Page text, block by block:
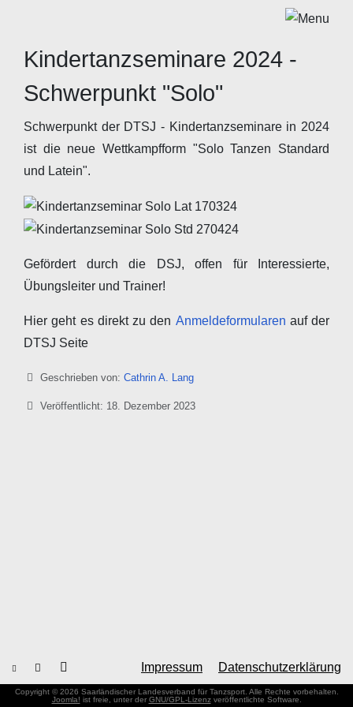
Kindertanzseminare 2024 -
Schwerpunkt "Solo"
Schwerpunkt der DTSJ - Kindertanzseminare in 2024
ist die neue Wettkampfform "Solo Tanzen Standard
und Latein".
Gefördert durch die DSJ, offen für Interessierte,
Übungsleiter und Trainer!
Hier geht es direkt zu den Anmeldeformularen auf der
DTSJ Seite
DetailsGeschrieben von: Cathrin A. Lang
Veröffentlicht: 18. Dezember 2023
Impressum Datenschutzerklärung
Copyright © 2026 Saarländischer Landesverband für Tanzsport. Alle Rechte vorbehalten.
Joomla! ist freie, unter der GNU/GPL-Lizenzveröffentlichte Software.